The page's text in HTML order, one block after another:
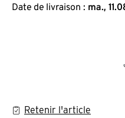
Date de livraison : ma.,
Retenir l'article